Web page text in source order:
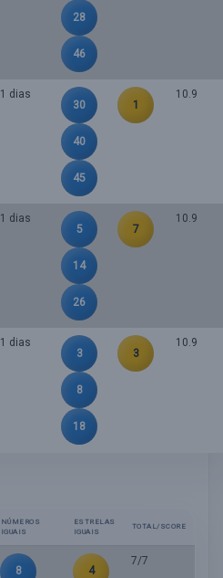
28
46
1 dias
30
40
45
1
10.9
1 dias
5
14
26
7
10.9
1 dias
3
8
18
3
10.9
NÚMEROS
IGUAIS
ESTRELAS
IGUAIS
TOTAL/SCORE
8
4
7/7